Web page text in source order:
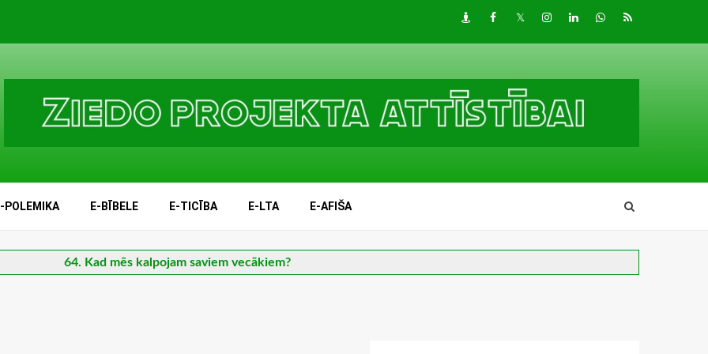
DraugiemFacebook
TwitterInstagram
LinkedInwhatsapp
RSS
POLEMIKA E-BĪBELE E-TICĪBA E-LTA E-AFIŠA
64. Kad mēs kalpojam saviem vecākiem?